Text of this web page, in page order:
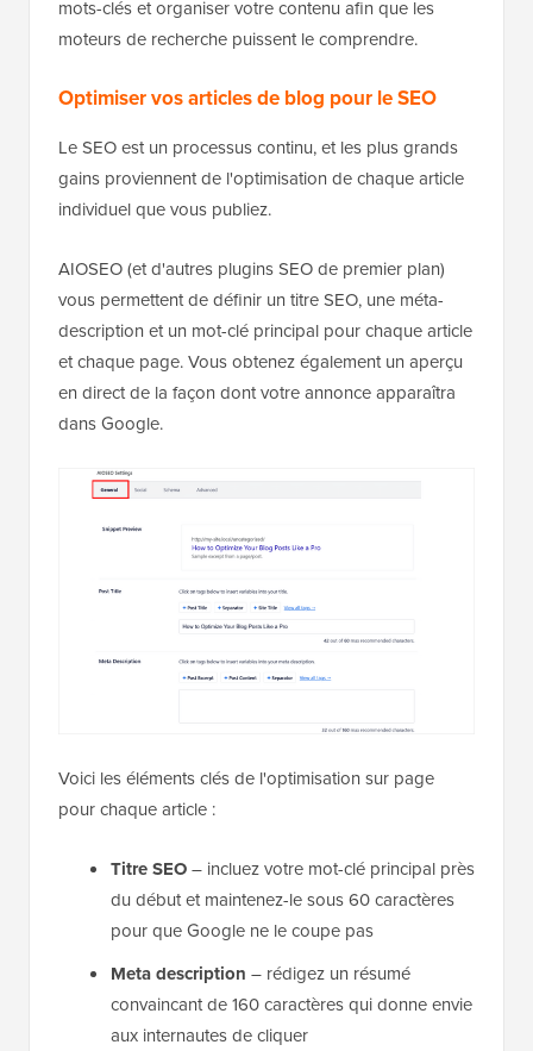
mots-clés et organiser votre contenu afin que les
moteurs de recherche puissent le comprendre.
Optimiser vos articles de blog pour le SEO
Le SEO est un processus continu, et les plus grands
gains proviennent de l'optimisation de chaque article
individuel que vous publiez.
AIOSEO (et d'autres plugins SEO de premier plan)
vous permettent de définir un titre SEO, une méta-
description et un mot-clé principal pour chaque article
et chaque page. Vous obtenez également un aperçu
en direct de la façon dont votre annonce apparaîtra
dans Google.
Voici les éléments clés de l'optimisation sur page
pour chaque article :
Titre SEO– incluez votre mot-clé principal près
du début et maintenez-le sous 60 caractères
pour que Google ne le coupe pas
Meta description – rédigez un résumé
convaincant de 160 caractères qui donne envie
aux internautes de cliquer